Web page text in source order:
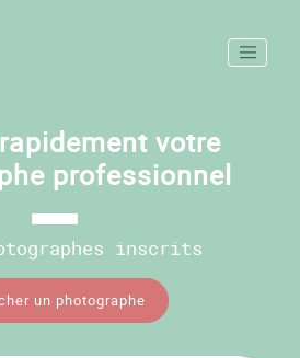
votre
professionnel
inscrits
un photographe